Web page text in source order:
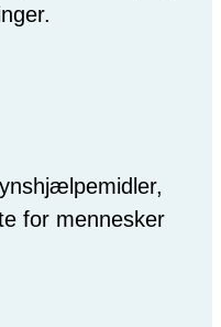
for mennesker